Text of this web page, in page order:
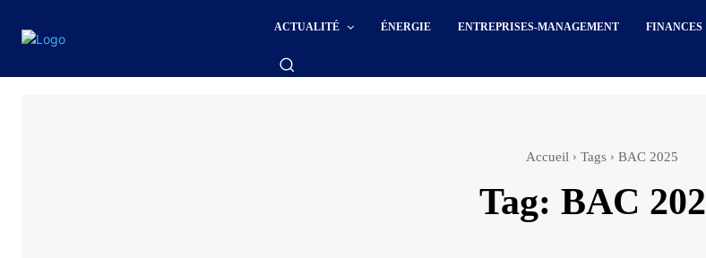
ACTUALITÉ ÉNERGIE ENTREPRISES-MANAGEMENT FINANCES
Accueil Tags BAC 2025
Tag: BAC